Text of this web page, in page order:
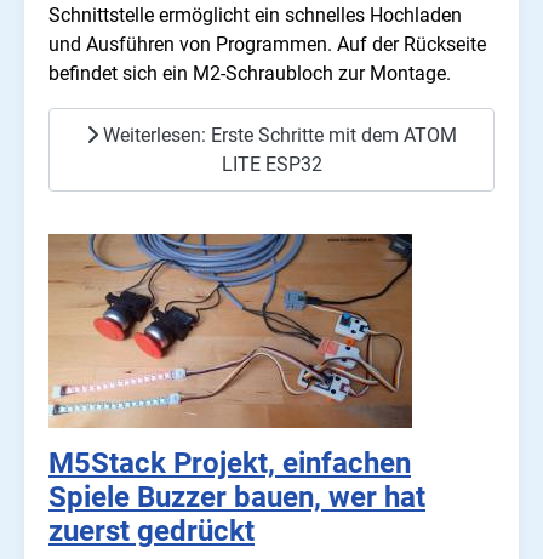
Schnittstelle ermöglicht ein schnelles Hochladen
und Ausführen von Programmen. Auf der Rückseite
befindet sich ein M2-Schraubloch zur Montage.
Weiterlesen: Erste Schritte mit dem ATOM
LITE ESP32
M5Stack Projekt, einfachen
Spiele Buzzer bauen, wer hat
zuerst gedrückt